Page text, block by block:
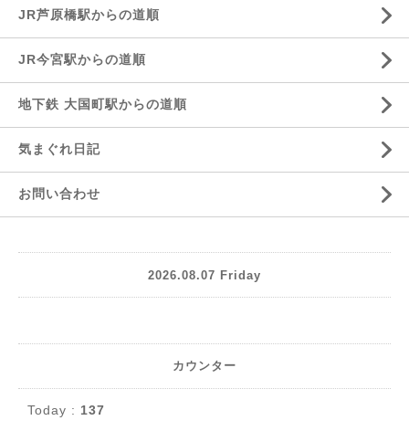
JR芦原橋駅からの道順
JR今宮駅からの道順
地下鉄 大国町駅からの道順
気まぐれ日記
お問い合わせ
2026.08.07 Friday
カウンター
Today : 137